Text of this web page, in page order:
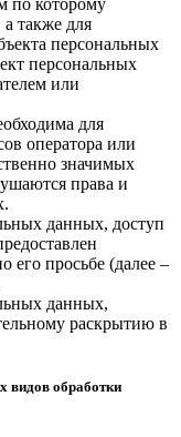
по которому
также для
персональных
персональных
или
для
оператора или
значимых
права и
данных, доступ
его просьбе (далее –
данных,
раскрытию в
видов обработки